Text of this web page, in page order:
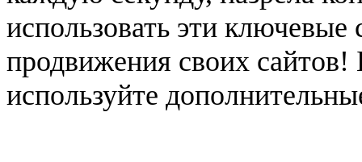
использовать эти ключевые
продвижения своих
используйте